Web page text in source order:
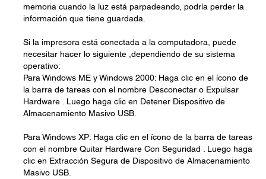
memoria cuando la luz está parpadeando, podría perder la
información que tiene guardada.
Si la impresora está conectada a la computadora, puede
necesitar hacer lo siguiente ,dependiendo de su sistema
operativo:
Para Windows ME y Windows 2000: Haga clic en el ícono de
la barra de tareas con el nombre Desconectar o Expulsar
Hardware . Luego haga clic en Detener Dispositivo de
Almacenamiento Masivo USB.
Para Windows XP: Haga clic en el ícono de la barra de tareas
con el nombre Quitar Hardware Con Seguridad . Luego haga
clic en Extracción Segura de Dispositivo de Almacenamiento
Masivo USB.